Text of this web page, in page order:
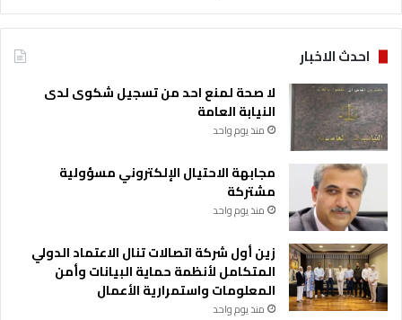
ت
ر
ك
ة
ف
ي
ا
ل
ق
ر
ة
احدث الاخبار
لا صحة لمنع احد من تسجيل شكوى لدى
النيابة العامة
منذ يوم واحد
مجابهة الاحتيال الإلكتروني مسؤولية
مشتركة
منذ يوم واحد
زين أول شركة اتصالات تنال الاعتماد الدولي
المتكامل لأنظمة حماية البيانات وأمن
المعلومات واستمرارية الأعمال
منذ يوم واحد